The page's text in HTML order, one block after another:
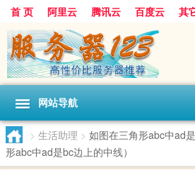
首 页 阿里云 腾讯云 百度云 其
网站导航
> 生活助理 > 如图在三角形abc中ad
形abc中ad是bc边上的中线）